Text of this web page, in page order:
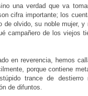
una verdad que va
cifra importante; los
de olvido, su noble mujer,
campañero de los viejos
en reverencia, hemos
porque contiene
trance de
de difuntos.